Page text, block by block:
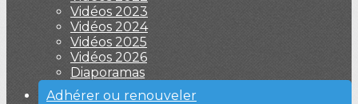
Vidéos 2023
Vidéos 2024
Vidéos 2025
Vidéos 2026
Diaporamas
Adhérer ou renouveler